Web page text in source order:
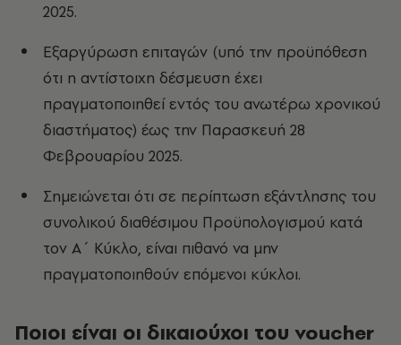
2025.
Εξαργύρωση επιταγών (υπό την προϋπόθεση
ότι η αντίστοιχη δέσμευση έχει
πραγματοποιηθεί εντός του ανωτέρω χρονικού
διαστήματος) έως την Παρασκευή 28
Φεβρουαρίου 2025.
Σημειώνεται ότι σε περίπτωση εξάντλησης του
συνολικού διαθέσιμου Προϋπολογισμού κατά
τον Α΄ Κύκλο, είναι πιθανό να μην
πραγματοποιηθούν επόμενοι κύκλοι.
Ποιοι είναι οι δικαιούχοι του voucher